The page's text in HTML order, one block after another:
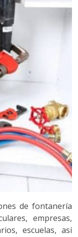
de fontanería
empresas,
escuelas, así